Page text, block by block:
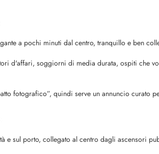
a pochi minuti dal centro, tranquillo e ben
d'affari, soggiorni di media durata, ospiti che
fotografico”, quindi serve un annuncio curato
e sul porto, collegato al centro dagli ascensori